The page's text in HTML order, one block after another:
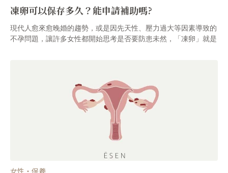
凍卵可以保存多久？能申請補助嗎?
現代人愈來愈晚婚的趨勢，或是因先天性、壓力過大等因素導致的
不孕問題，讓許多女性都開始思考是否要防患未然，「凍卵」就是
和試管嬰兒是一樣的技術嗎？費用會不會很昂貴呢？今天ĒSEN要
帶大家來剖析凍卵的精髓！
女性・保養